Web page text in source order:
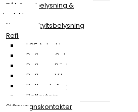
Påhängsbelysning &
ploglyktor
Nummerskyltsbelysning
Reflexer
LGF A-traktor
Reflexer Gula
Reflexer Röda
Reflexer Vita
Reflexskyltar
Reflextejp
Släpvagnskontakter